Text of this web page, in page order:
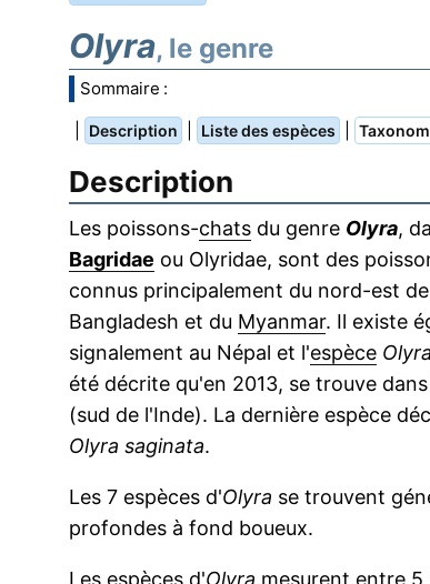
Olyra, le genre
Sommaire :
Description Liste des espèces
Description
Les poissons-chats du genre Olyra,
Bagridae ou Olyridae, sont des
connus principalement du nord-est
Bangladesh et du Myanmar. Il existe
signalement au Népal et l'espèce
été décrite qu'en 2013, se trouve
(sud de l'Inde). La dernière espèce
Olyra saginata.
Les 7 espèces d'Olyra se trouvent
profondes à fond boueux.
Les espèces d'Olyra mesurent entre